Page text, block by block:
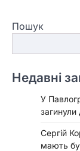
Пошук
Недавні
У
загинули
Сергій
мають